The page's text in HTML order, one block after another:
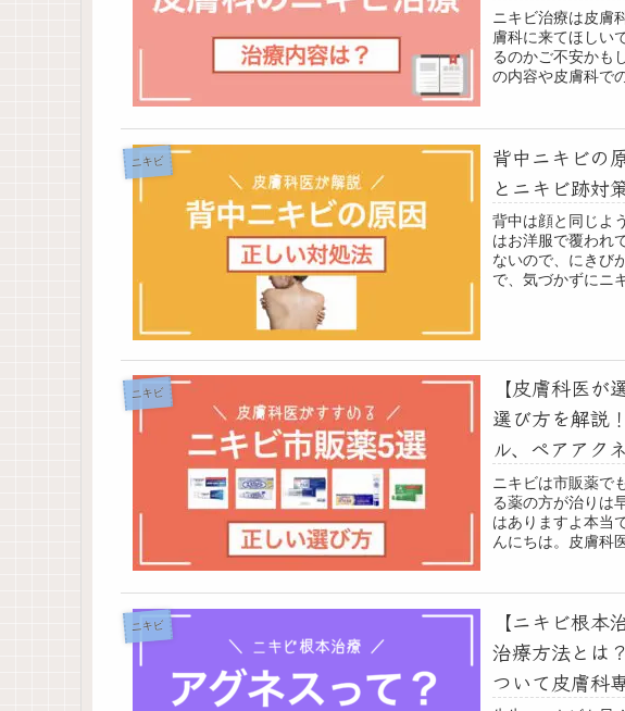
ニキビ治療は皮膚
膚科に来てほしい
るのかご不安かも
の内容や皮膚科で
ニキビ
背中ニキビの
とニキビ跡対
背中は顔と同じよ
はお洋服で覆われ
ないので、にきび
で、気づかずにニ
ニキビ
【皮膚科医
選び方を解説
ル、ペアアク
ンソレータム
ニキビは市販薬で
る薬の方が治りは
はありますよ本当
んにちは。皮膚科
ニキビ
【ニキビ根
治療方法とは
ついて皮膚科